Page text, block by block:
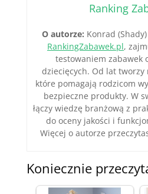
Ranking
O autorze: Konrad
RankingZabawek.pl,
testowaniem zabawek
dziecięcych. Od lat
które pomagają rodzicom
bezpieczne produkty. W
łączy wiedzę branżową z
do oceny jakości i
Więcej o autorze
Koniecznie